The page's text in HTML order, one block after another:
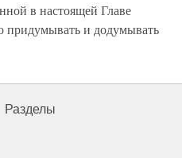
в настоящей Главе
придумывать и додумывать
Разделы